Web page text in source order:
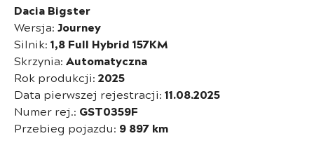
Dacia Bigster
Wersja: Journey
Silnik: 1,8 Full Hybrid 157KM
Skrzynia: Automatyczna
Rok produkcji: 2025
Data pierwszej rejestracji: 11.08.2025
Numer rej.: GST0359F
Przebieg pojazdu: 9 897 km